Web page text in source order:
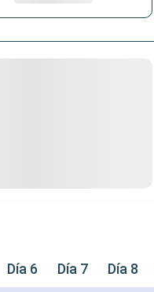
Día 6 Día 7 Día 8